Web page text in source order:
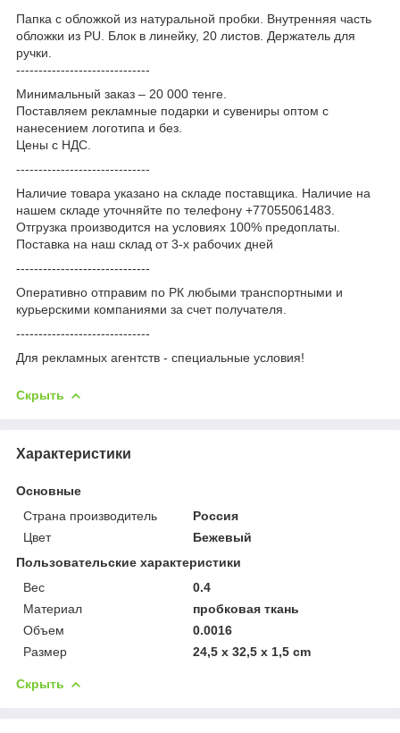
Папка с обложкой из натуральной пробки. Внутренняя часть
обложки из PU. Блок в линейку, 20 листов. Держатель для
ручки.
------------------------------
Минимальный заказ – 20 000 тенге.
Поставляем рекламные подарки и сувениры оптом с
нанесением логотипа и без.
Цены с НДС.
------------------------------
Наличие товара указано на складе поставщика. Наличие на
нашем складе уточняйте по телефону +77055061483.
Отгрузка производится на условиях 100% предоплаты.
Поставка на наш склад от 3-x рабочих дней
------------------------------
Оперативно отправим по РК любыми транспортными и
курьерскими компаниями за счет получателя.
------------------------------
Для рекламных агентств - специальные условия!
Скрыть
Характеристики
Основные
Страна производитель
Россия
Цвет
Бежевый
Пользовательские характеристики
Вес
0.4
Материал
пробковая ткань
Объем
0.0016
Размер
24,5 x 32,5 x 1,5 cm
Скрыть